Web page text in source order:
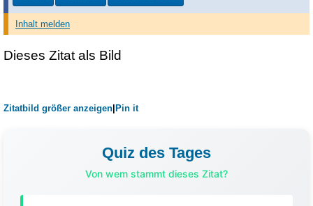
Inhalt melden
Dieses Zitat als Bild
Zitatbild größer anzeigen Pin it
Quiz des Tages
Von wem stammt dieses Zitat?